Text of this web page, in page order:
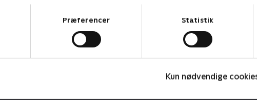
Præferencer Statistik
Kun nødvendige